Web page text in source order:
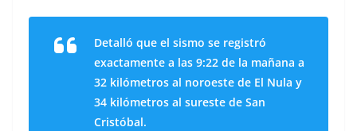
Detalló que el sismo se registró
exactamente a las 9:22 de la mañana a
32 kilómetros al noroeste de El Nula y
34 kilómetros al sureste de San
Cristóbal.